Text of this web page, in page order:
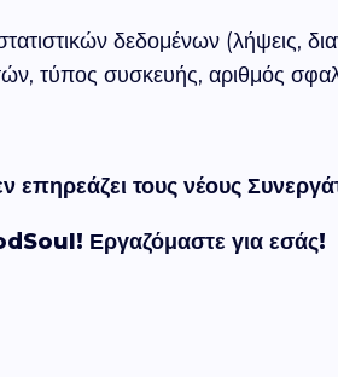
δεδομένων (λήψεις,
τύπος συσκευής, αριθμός
τους νέους
Εργαζόμαστε για εσάς!